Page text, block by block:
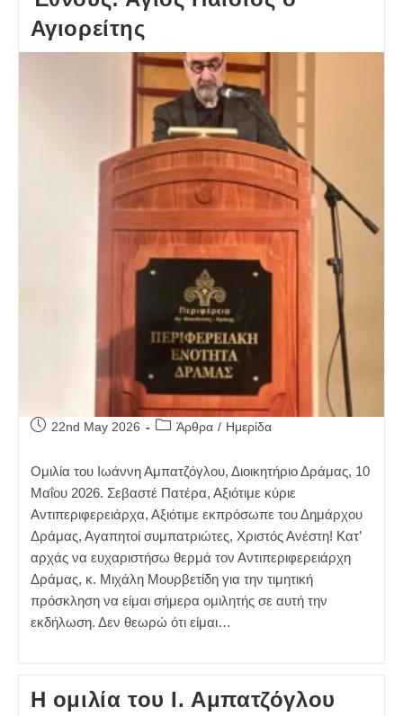
Αγιορείτης
Post22nd May 2026
PostΆρθρα / Ημερίδα
Ομιλία του Ιωάννη Αμπατζόγλου, Διοικητήριο Δράμας, 10
Μαΐου 2026. Σεβαστέ Πατέρα, Αξιότιμε κύριε
Αντιπεριφερειάρχα, Αξιότιμε εκπρόσωπε του Δημάρχου
Δράμας, Αγαπητοί συμπατριώτες, Χριστός Ανέστη! Κατ’
αρχάς να ευχαριστήσω θερμά τον Αντιπεριφερειάρχη
Δράμας, κ. Μιχάλη Μουρβετίδη για την τιμητική
πρόσκληση να είμαι σήμερα ομιλητής σε αυτή την
εκδήλωση. Δεν θεωρώ ότι είμαι…
Η ομιλία του Ι. Αμπατζόγλου